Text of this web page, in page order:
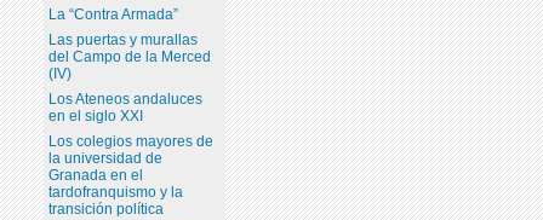
La “Contra Armada”
Las puertas y murallas
del Campo de la Merced
(IV)
Los Ateneos andaluces
en el siglo XXI
Los colegios mayores de
la universidad de
Granada en el
tardofranquismo y la
transición política